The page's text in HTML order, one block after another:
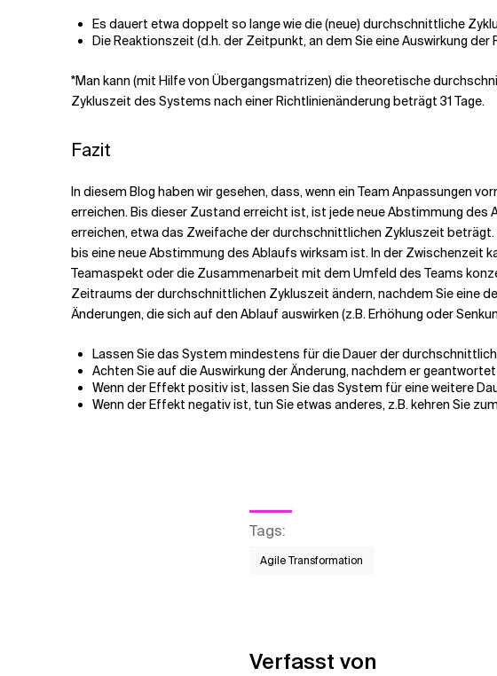
Es dauert etwa doppelt so lange wie die (neue) durchschnittliche
Die Reaktionszeit (d.h. der Zeitpunkt, an dem Sie eine Auswirkung
*Man kann (mit Hilfe von Übergangsmatrizen) die theoretische
Zykluszeit des Systems nach einer Richtlinienänderung beträgt 31 Tage.
Fazit
In diesem Blog haben wir gesehen, dass, wenn ein Team Anpassungen
erreichen. Bis dieser Zustand erreicht ist, ist jede neue Abstimmung
erreichen, etwa das Zweifache der durchschnittlichen Zykluszeit beträgt.
bis eine neue Abstimmung des Ablaufs wirksam ist. In der Zwischenzeit
Teamaspekt oder die Zusammenarbeit mit dem Umfeld des Teams
Zeitraums der durchschnittlichen Zykluszeit ändern, nachdem Sie eine
Änderungen, die sich auf den Ablauf auswirken (z.B. Erhöhung oder
Lassen Sie das System mindestens für die Dauer der
Achten Sie auf die Auswirkung der Änderung, nachdem er
Wenn der Effekt positiv ist, lassen Sie das System für eine weitere
Wenn der Effekt negativ ist, tun Sie etwas anderes, z.B. kehren Sie
Tags:
Agile Transformation
Verfasst von